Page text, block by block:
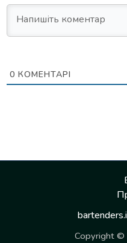
0 КОМЕНТАРІ
Copyright ©